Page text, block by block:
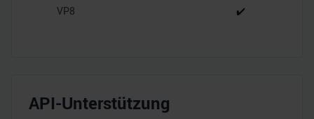
VP8 ✔️
API-Unterstützung